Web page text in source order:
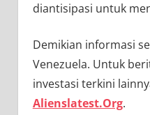
diantisipasi untuk
Demikian informasi
Venezuela. Untuk
investasi terkini
Alienslatest.Org.